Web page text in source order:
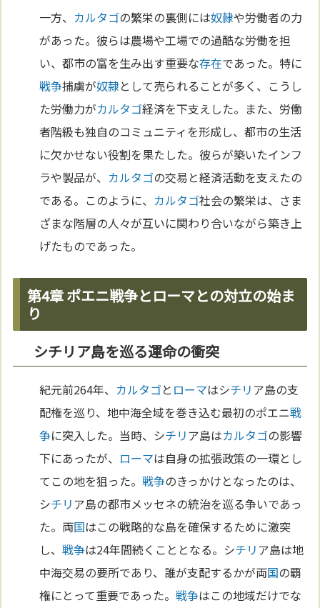
一方、 カルタゴの繁栄の裏側には奴隷や労働者の力
があった。彼らは農場や工場での過酷な労働を担
い、都市の富を生み出す重要な存在であった。特に
戦争捕虜が奴隷として売られることが多く、こうし
た労働力がカルタゴ経済を下支えした。また、労働
者階級も独自のコミュニティを形成し、都市の生活
に欠かせない役割を果たした。彼らが築いたインフ
ラや製品が、 カルタゴの交易と経済活動を支えたの
である。このように、 カルタゴ社会の繁栄は、さま
ざまな階層の人々が互いに関わり合いながら築き上
げたものであった。
第4章 ポエニ戦争とローマとの対立の始ま
り
シチリア島を巡る運命の衝突
紀元前264年、 カルタゴと ローマはシチリア島の支
配権を巡り、地中海全域を巻き込む最初のポエニ戦
争に突入した。当時、シチリア島はカルタゴの影響
下にあったが、 ローマは自身の拡張政策の一環とし
てこの地を狙った。戦争のきっかけとなったのは、
シチリア島の都市メッセネの統治を巡る争いであっ
た。両国はこの戦略的な島を確保するために激突
し、戦争は24年間続くこととなる。シチリア島は地
中海交易の要所であり、誰が支配するかが両国の覇
権にとって重要であった。戦争はこの地域だけでな